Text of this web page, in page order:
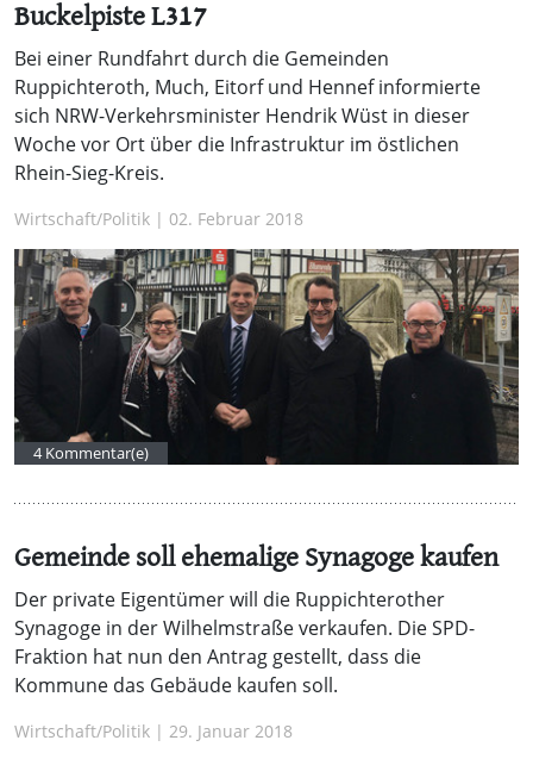
Buckelpiste L317
Bei einer Rundfahrt durch die Gemeinden
Ruppichteroth, Much, Eitorf und Hennef informierte
sich NRW-Verkehrsminister Hendrik Wüst in dieser
Woche vor Ort über die Infrastruktur im östlichen
Rhein-Sieg-Kreis.
Wirtschaft/Politik | 02. Februar 2018
4 Kommentar(e)
Gemeinde soll ehemalige Synagoge kaufen
Der private Eigentümer will die Ruppichterother
Synagoge in der Wilhelmstraße verkaufen. Die SPD-
Fraktion hat nun den Antrag gestellt, dass die
Kommune das Gebäude kaufen soll.
Wirtschaft/Politik | 29. Januar 2018